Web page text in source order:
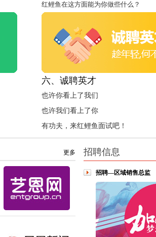
红鲤鱼在这方面能为你做些什么？
六、诚聘英才
也许你看上了我们
也许我们看上了你
有功夫，来红鲤鱼面试吧！
更多 招聘信息
招聘—区域销售总监